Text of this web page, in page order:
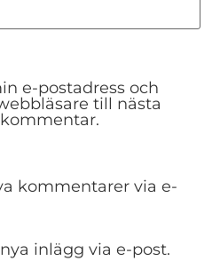
e-postadress och
till nästa
kommentarer via e-
inlägg via e-post.